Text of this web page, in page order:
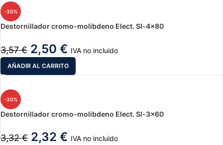
-30%
Destornillador cromo-molibdeno Elect. Sl-4×80
3,57€ 2,50 € IVA no incluido
AÑADIR AL CARRITO
-30%
Destornillador cromo-molibdeno Elect. Sl-3×60
3,32€ 2,32 € IVA no incluido